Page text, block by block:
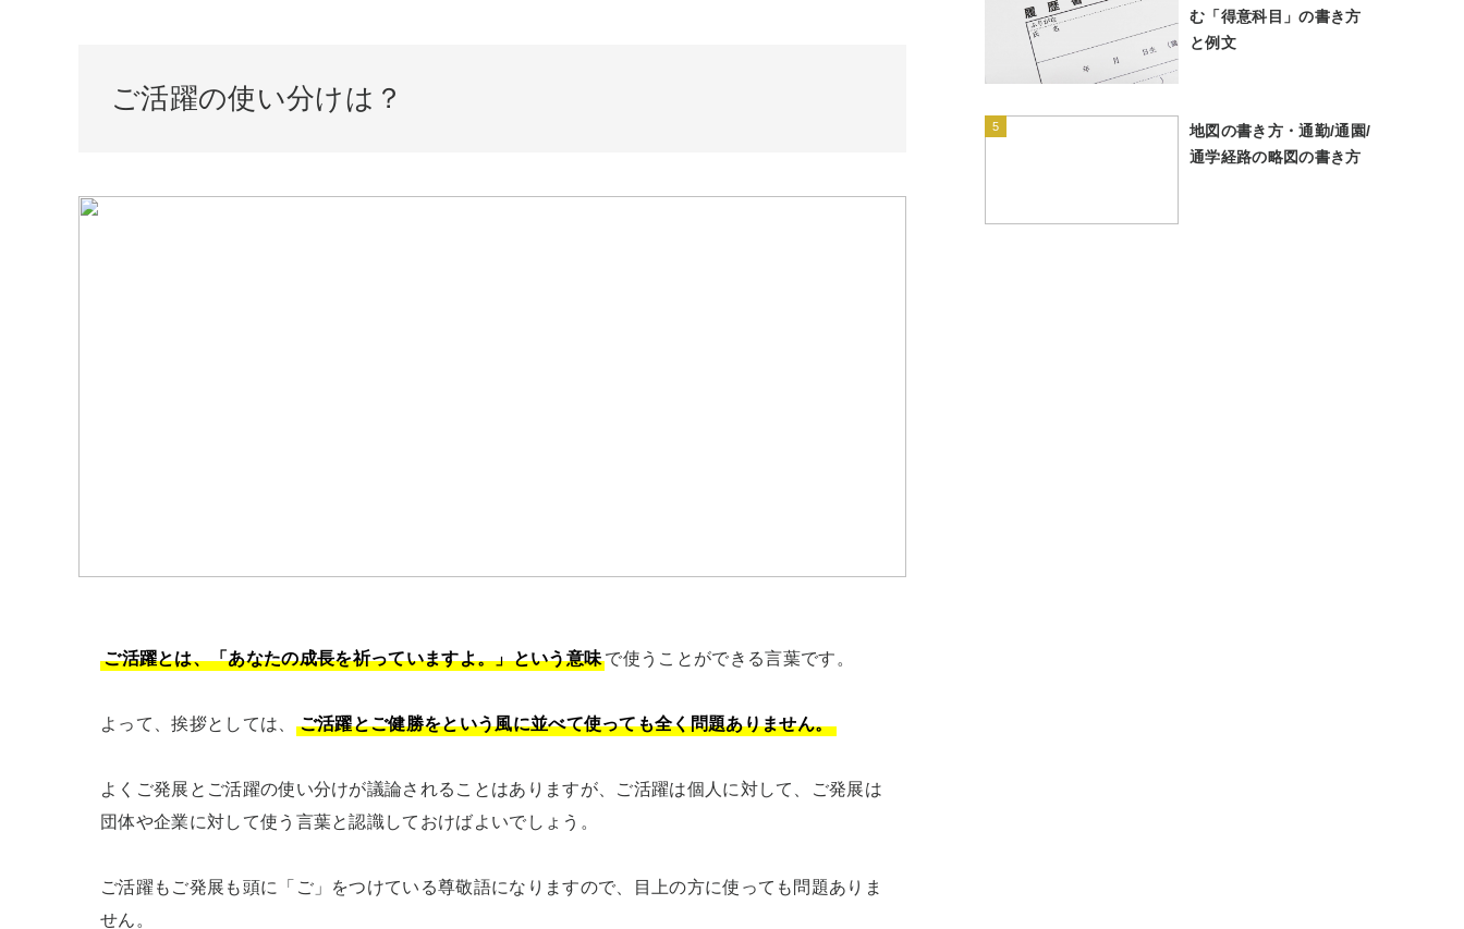
ご活躍の使い分けは？
ご活躍とは、「あなたの成長を祈っていますよ。」という意味 で使うことができる言葉です。
よって、挨拶としては、 ご活躍とご健勝をという風に並べて使っても全く問題ありません。
よくご発展とご活躍の使い分けが議論されることはありますが、ご活躍は個人に対して、ご発展は
団体や企業に対して使う言葉と認識しておけばよいでしょう。
ご活躍もご発展も頭に「ご」をつけている尊敬語になりますので、目上の方に使っても問題ありま
せん。
む「得意科目」の書き方
と例文
5
地図の書き方・通勤/通園/
通学経路の略図の書き方